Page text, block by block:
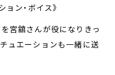
ョン・ボイス》
宮舘さんが役になりきっ
ュエーションも一緒に送